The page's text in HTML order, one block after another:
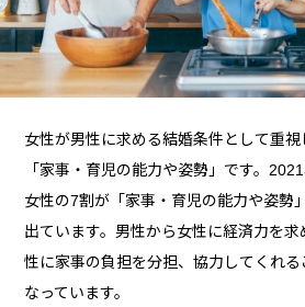
女性が男性に求める結婚条件として重
「家事・育児の能力や姿勢」です。
女性の7割が「家事・育児の能力や姿勢
出ています。男性から女性に経済力を
性に家事の負担を分担、協力してくれる
なっています。